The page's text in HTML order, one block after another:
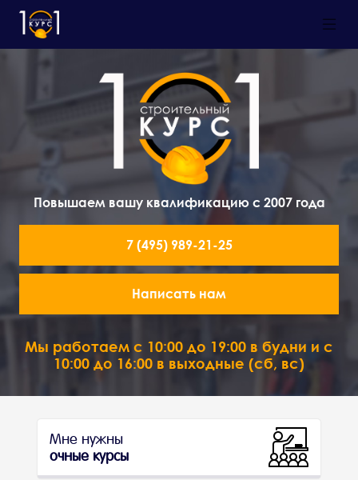
Повышаем вашу квалификацию с 2007 года
7 (495) 989-21-25
Написать нам
Мы работаем с 10:00 до 19:00 в будни и с
10:00 до 16:00 в выходные (сб, вс)
Мне нужны
очные курсы